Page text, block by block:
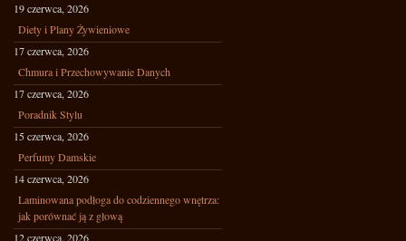
19 czerwca, 2026
Diety i Plany Żywieniowe
17 czerwca, 2026
Chmura i Przechowywanie Danych
17 czerwca, 2026
Poradnik Stylu
15 czerwca, 2026
Perfumy Damskie
14 czerwca, 2026
Laminowana podłoga do codziennego wnętrza:
jak porównać ją z głową
12 czerwca, 2026